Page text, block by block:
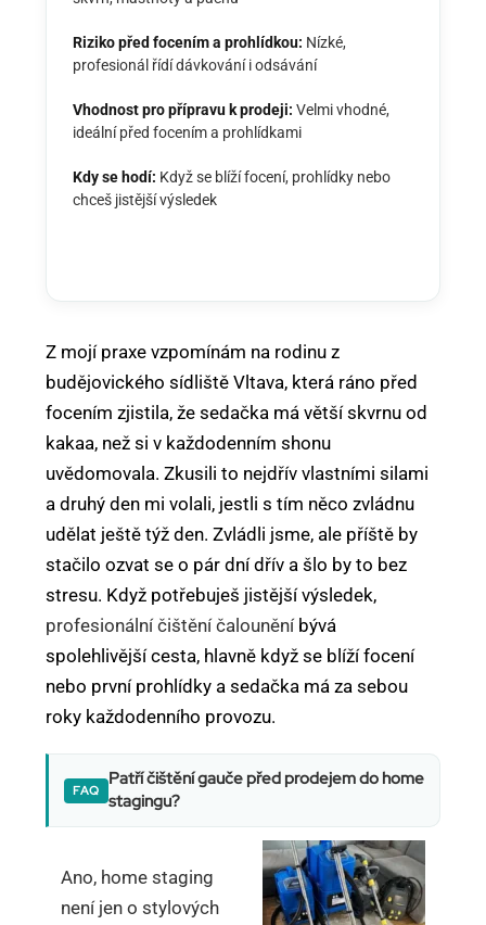
Riziko před focením a prohlídkou: Nízké,
profesionál řídí dávkování i odsávání
Vhodnost pro přípravu k prodeji: Velmi vhodné,
ideální před focením a prohlídkami
Kdy se hodí: Když se blíží focení, prohlídky nebo
chceš jistější výsledek
Z mojí praxe vzpomínám na rodinu z
budějovického sídliště Vltava, která ráno před
focením zjistila, že sedačka má větší skvrnu od
kakaa, než si v každodenním shonu
uvědomovala. Zkusili to nejdřív vlastními silami
a druhý den mi volali, jestli s tím něco zvládnu
udělat ještě týž den. Zvládli jsme, ale příště by
stačilo ozvat se o pár dní dřív a šlo by to bez
stresu. Když potřebuješ jistější výsledek,
profesionální čištění čalouněníbývá
spolehlivější cesta, hlavně když se blíží focení
nebo první prohlídky a sedačka má za sebou
roky každodenního provozu.
Patří čištění gauče před prodejem do home
stagingu?
Ano, home staging
není jen o stylových